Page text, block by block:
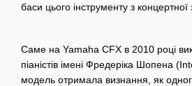
баси цього інструменту з концертної
Саме на Yamaha CFX в 2010 році
піаністів імені Фредеріка Шопена
модель отримала визнання, як